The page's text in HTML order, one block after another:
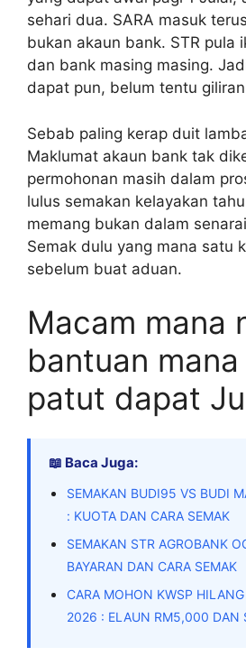
sehari dua. SARA masuk
bukan akaun bank. STR pula
dan bank masing masing.
dapat pun, belum tentu
Sebab paling kerap duit
Maklumat akaun bank tak
permohonan masih dalam
lulus semakan kelayakan
memang bukan dalam
Semak dulu yang mana satu
sebelum buat aduan.
Macam mana
bantuan mana
patut dapat
📖 Baca Juga:
SEMAKAN BUDI95 VS BUDI
: KUOTA DAN CARA SEMAK
SEMAKAN STR AGROBANK
BAYARAN DAN CARA SEMAK
CARA MOHON KWSP HILANG
2026 : ELAUN RM5,000 DAN